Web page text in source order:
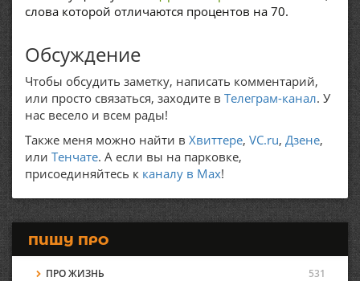
слова которой отличаются процентов на 70.
Обсуждение
Чтобы обсудить заметку, написать комментарий,
или просто связаться, заходите в Телеграм-канал. У
нас весело и всем рады!
Также меня можно найти в Хвиттере, VC.ru, Дзене,
или Тенчате. А если вы на парковке,
присоединяйтесь к каналу в Max!
ПИШУ ПРО
ПРО ЖИЗНЬ
531